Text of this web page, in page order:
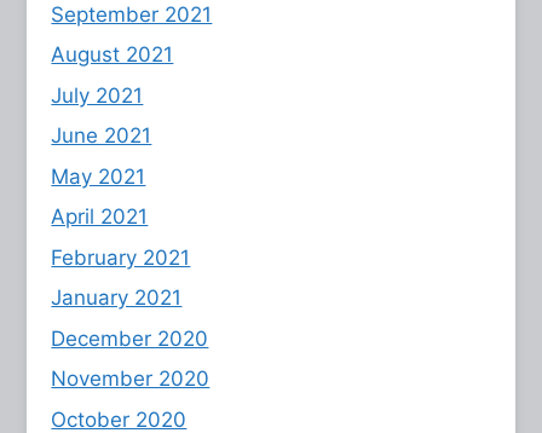
September 2021
August 2021
July 2021
June 2021
May 2021
April 2021
February 2021
January 2021
December 2020
November 2020
October 2020